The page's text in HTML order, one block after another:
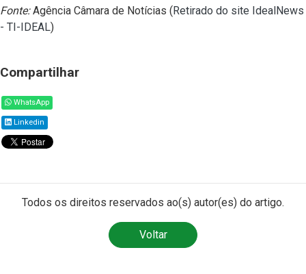
Fonte:Agência Câmara de Notícias (Retirado do site IdealNews
- TI-IDEAL)
Compartilhar
WhatsApp
Linkedin
Todos os direitos reservados ao(s) autor(es) do artigo.
Voltar